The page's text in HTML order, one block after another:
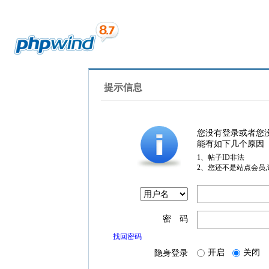
提示信息
您没有登录或者您
能有如下几个原因
1、帖子ID非法
2、您还不是站点会员
密 码
找回密码
隐身登录 开启 关闭